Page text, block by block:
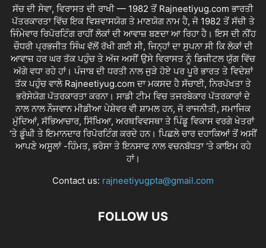
ਸੱਚ ਦੀ ਸੇਵਾ, ਵਿਰਾਸਤ ਦੀ ਰਾਖੀ — 1982 ਤੋਂ Rajneetiyug.com ਭਾਰਤੀ
ਪੱਤਰਕਾਰਤਾ ਵਿੱਚ ਇਕ ਵਿਸ਼ਵਾਸਯੋਗ ਤੇ ਮਾਣਯੋਗ ਨਾਮ ਹੈ, ਜੋ 1982 ਤੋਂ ਸੱਚੀ ਤੇ
ਜਿੰਮੇਵਾਰ ਰਿਪੋਰਟਿੰਗ ਰਾਹੀਂ ਲੋਕਾਂ ਦੀ ਆਵਾਜ਼ ਬਣਦਾ ਆ ਰਿਹਾ ਹੈ। ਇਸ ਦੀ ਨੀਂਹ
ਚੌਧਰੀ ਪ੍ਰਭਜੀਤ ਸਿੰਘ ਵੱਲੋਂ ਰੱਖੀ ਗਈ ਸੀ, ਜਿਨ੍ਹਾਂ ਦਾ ਸੁਪਨਾ ਸੀ ਕਿ ਲੋਕਾਂ ਦੀ
ਆਵਾਜ਼ ਹਰ ਘਰ ਤੱਕ ਪਹੁੰਚ ਤੇ ਅੱਜ ਅਸੀਂ ਉਸੇ ਵਿਰਾਸਤ ਨੂੰ ਡਿਜ਼ੀਟਲ ਯੁੱਗ ਵਿੱਚ
ਅੱਗੇ ਵਧਾ ਰਹੇ ਹਾਂ। ਪੰਜਾਬ ਦੀ ਧਰਤੀ ਨਾਲ ਜੁੜੇ ਹੋਏ ਪਰ ਪੂਰੇ ਭਾਰਤ ਤੇ ਵਿਦੇਸ਼ਾਂ
ਤੱਕ ਪਹੁੰਚ ਵਾਲੇ Rajneetiyug.com ਦਾ ਮਕਸਦ ਹੈ ਸੱਚਾਈ, ਨਿਰਪੱਖਤਾ ਤੇ
ਭਰੋਸੇਯੋਗ ਪੱਤਰਕਾਰਤਾ ਕਰਨਾ। ਸਾਡੀ ਟੀਮ ਵਿਚ ਤਜਰਬੇਕਾਰ ਪੱਤਰਕਾਰਾਂ ਦੇ
ਨਾਲ ਨਾਲ ਨੌਜਵਾਨ ਮੀਡੀਆ ਪੇਸ਼ੇਵਰ ਵੀ ਸ਼ਾਮਲ ਹਨ, ਜੋ ਰਾਜਨੀਤੀ, ਸਮਾਜਿਕ
ਮੁੱਦਿਆਂ, ਸੱਭਿਆਚਾਰ, ਸਿੱਖਿਆ, ਅਰਥਵਿਵਸਥਾ ਤੇ ਪਿੰਡੂ ਵਿਕਾਸ ਵਰਗੇ ਖੇਤਰਾਂ
‘ਤੇ ਡੂੰਘੀ ਤੇ ਇਮਾਨਦਾਰ ਰਿਪੋਰਟਿੰਗ ਕਰਦੇ ਹਨ। ਪਿਛਲੇ ਚਾਰ ਦਹਾਕਿਆਂ ਤੋਂ ਅਸੀਂ
ਆਪਣੇ ਅਸੂਲਾਂ -ਹਿੰਮਤ, ਭਰੋਸਾ ਤੇ ਇਨਸਾਫ ਨਾਲ ਵਚਨਬੱਧਤਾ ‘ਤੇ ਕਾਇਮ ਰਹੇ
ਹਾਂ।
Contact us: rajneetiyugpta@gmail.com
FOLLOW US